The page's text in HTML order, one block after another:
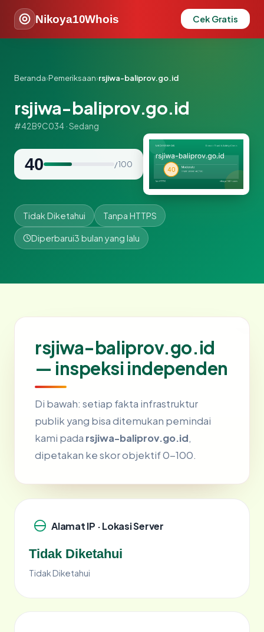
Nikoya10Whois Cek Gratis
Beranda›Pemeriksaan›rsjiwa-baliprov.go.id
rsjiwa-baliprov.go.id
#42B9C034 · Sedang
40 / 100
Tidak Diketahui Tanpa HTTPS
Diperbarui3 bulan yang lalu
rsjiwa-baliprov.go.id
— inspeksi independen
Di bawah: setiap fakta infrastruktur
publik yang bisa ditemukan pemindai
kami pada rsjiwa-baliprov.go.id,
dipetakan ke skor objektif 0-100.
Alamat IP · Lokasi Server
Tidak Diketahui
Tidak Diketahui